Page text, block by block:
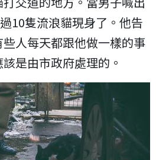
10隻流浪貓現身了。他告
人每天都跟他做一樣的事
是由市政府處理的。